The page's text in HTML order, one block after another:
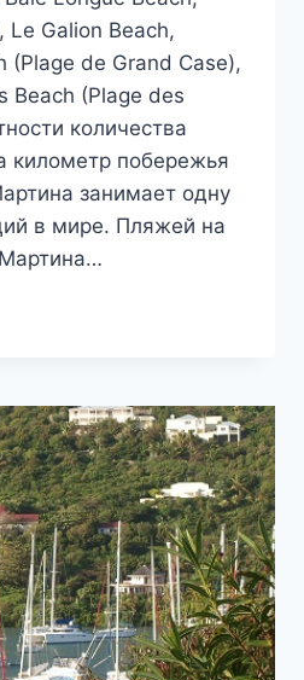
Le Galion Beach,
(Plage de Grand Case),
Beach (Plage des
количества
километр побережья
занимает одну
в мире. Пляжей на